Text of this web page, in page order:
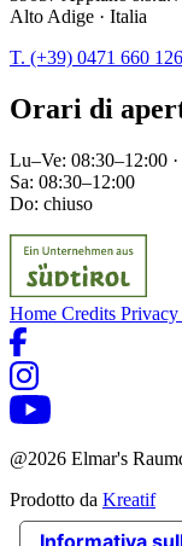
Alto Adige · Italia
T. (+39) 0471 660 126
Orari di
Lu–Ve: 08:30–12:00
Sa: 08:30–12:00
Do: chiuso
Home Credits Privacy
@2026 Elmar's
Prodotto da Kreatif
Informativa